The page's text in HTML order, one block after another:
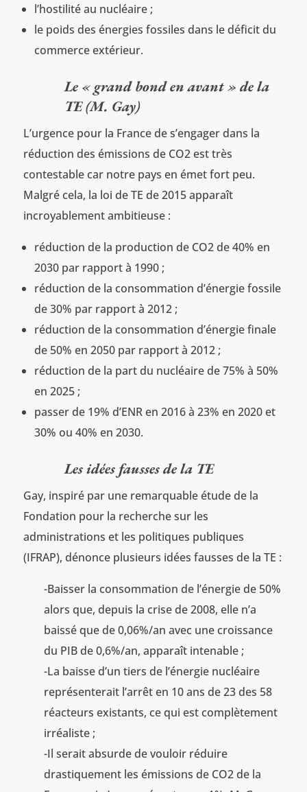
l’hostilité au nucléaire ;
le poids des énergies fossiles dans le déficit du
commerce extérieur.
Le « grand bond en avant » de la
TE (M. Gay)
L’urgence pour la France de s’engager dans la
réduction des émissions de CO2 est très
contestable car notre pays en émet fort peu.
Malgré cela, la loi de TE de 2015 apparaît
incroyablement ambitieuse :
réduction de la production de CO2 de 40% en
2030 par rapport à 1990 ;
réduction de la consommation d’énergie fossile
de 30% par rapport à 2012 ;
réduction de la consommation d’énergie finale
de 50% en 2050 par rapport à 2012 ;
réduction de la part du nucléaire de 75% à 50%
en 2025 ;
passer de 19% d’ENR en 2016 à 23% en 2020 et
30% ou 40% en 2030.
Les idées fausses de la TE
Gay, inspiré par une remarquable étude de la
Fondation pour la recherche sur les
administrations et les politiques publiques
(IFRAP), dénonce plusieurs idées fausses de la TE :
-Baisser la consommation de l’énergie de 50%
alors que, depuis la crise de 2008, elle n’a
baissé que de 0,06%/an avec une croissance
du PIB de 0,6%/an, apparaît intenable ;
-La baisse d’un tiers de l’énergie nucléaire
représenterait l’arrêt en 10 ans de 23 des 58
réacteurs existants, ce qui est complètement
irréaliste ;
-Il serait absurde de vouloir réduire
drastiquement les émissions de CO2 de la